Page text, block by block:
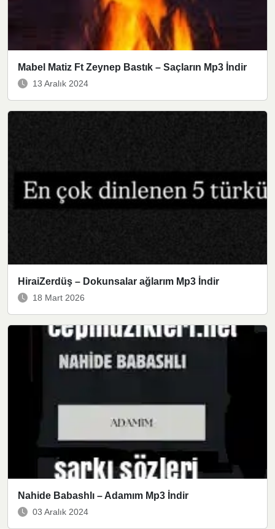
Mabel Matiz Ft Zeynep Bastık – Saçların Mp3 İndir
13 Aralık 2024
HiraiZerdüş – Dokunsalar ağlarım Mp3 İndir
18 Mart 2026
Nahide Babashlı – Adamım Mp3 İndir
03 Aralık 2024